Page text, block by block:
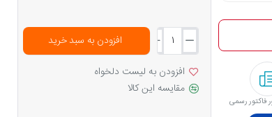
فاکتور رسمی
افزودن به سبد خرید
افزودن به لیست دلخواه
مقایسه این کالا